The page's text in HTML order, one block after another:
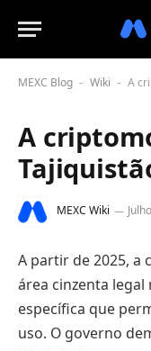
MEXC Blog - Wiki - A
A
MEXC Wiki
A partir de 2025, a
área cinzenta legal
específica que
uso. O governo